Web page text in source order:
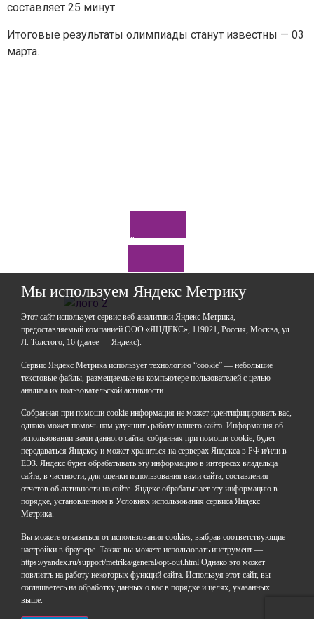
составляет 25 минут.
Итоговые результаты олимпиады станут известны — 03
марта.
Задайте нам вопрос
Мы используем Яндекс Метрику
Этот сайт использует сервис веб-аналитики Яндекс Метрика,
предоставляемый компанией ООО «ЯНДЕКС», 119021, Россия, Москва, ул.
Л. Толстого, 16 (далее — Яндекс).
Сервис Яндекс Метрика использует технологию “cookie” — небольшие
текстовые файлы, размещаемые на компьютере пользователей с целью
анализа их пользовательской активности.
Собранная при помощи cookie информация не может идентифицировать вас,
однако может помочь нам улучшить работу нашего сайта. Информация об
использовании вами данного сайта, собранная при помощи cookie, будет
передаваться Яндексу и может храниться на серверах Яндекса в РФ и/или в
ЕЭЗ. Яндекс будет обрабатывать эту информацию в интересах владельца
сайта, в частности, для оценки использования вами сайта, составления
отчетов об активности на сайте. Яндекс обрабатывает эту информацию в
порядке, установленном в Условиях использования сервиса Яндекс
Метрика.
Вы можете отказаться от использования cookies, выбрав соответствующие
настройки в браузере. Также вы можете использовать инструмент —
https://yandex.ru/support/metrika/general/opt-out.html Однако это может
повлиять на работу некоторых функций сайта. Используя этот сайт, вы
соглашаетесь на обработку данных о вас в порядке и целях, указанных
выше.
ГАОУДО «Центр развития талантов «Аврора»
ИНН: 0277946670
ОГРН: 119028008662
Юридический адрес: 450112, Российская Федерация,
город Уфа, улица Мира, дом 14
Фактический адрес: 450112, Российская Федерация,
Республика Башкортостан,
город Уфа, улица Мира, дом 14
+7 (347) 286-77-58 - отдел профильных смен
+7(347) 246-64-95 - отдел олимпиадного движения
+7 (347) 286-77-61 - отдел ДО
+7 (347) 287-23-00 - приемная
+7 (347) 246-67-38 - бухгалтерия
rbavrora@yandex.ru
Ваш вопрос *